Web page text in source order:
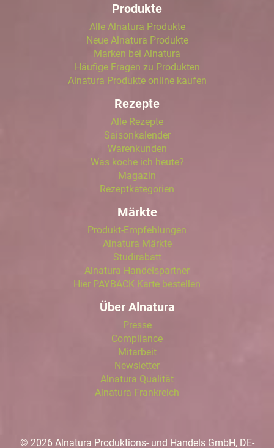
Produkte
Alle Alnatura Produkte
Neue Alnatura Produkte
Marken bei Alnatura
Häufige Fragen zu Produkten
Alnatura Produkte online kaufen
Rezepte
Alle Rezepte
Saisonkalender
Warenkunden
Was koche ich heute?
Magazin
Rezeptkategorien
Märkte
Produkt-Empfehlungen
Alnatura Märkte
Studirabatt
Alnatura Handelspartner
Hier PAYBACK Karte bestellen
Über Alnatura
Presse
Compliance
Mitarbeit
Newsletter
Alnatura Qualität
Alnatura Frankreich
© 2026 Alnatura Produktions- und Handels GmbH, DE-